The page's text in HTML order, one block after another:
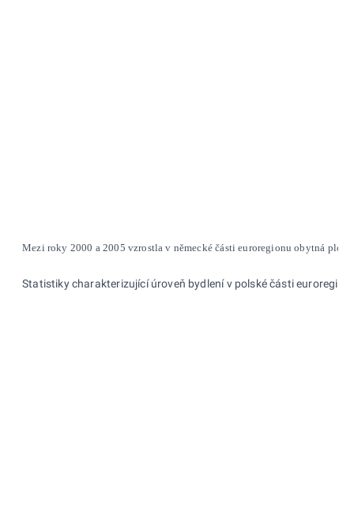
Mezi roky 2000 a 2005 vzrostla v německé části euroregionu obytná
Statistiky charakterizující úroveň bydlení v polské části